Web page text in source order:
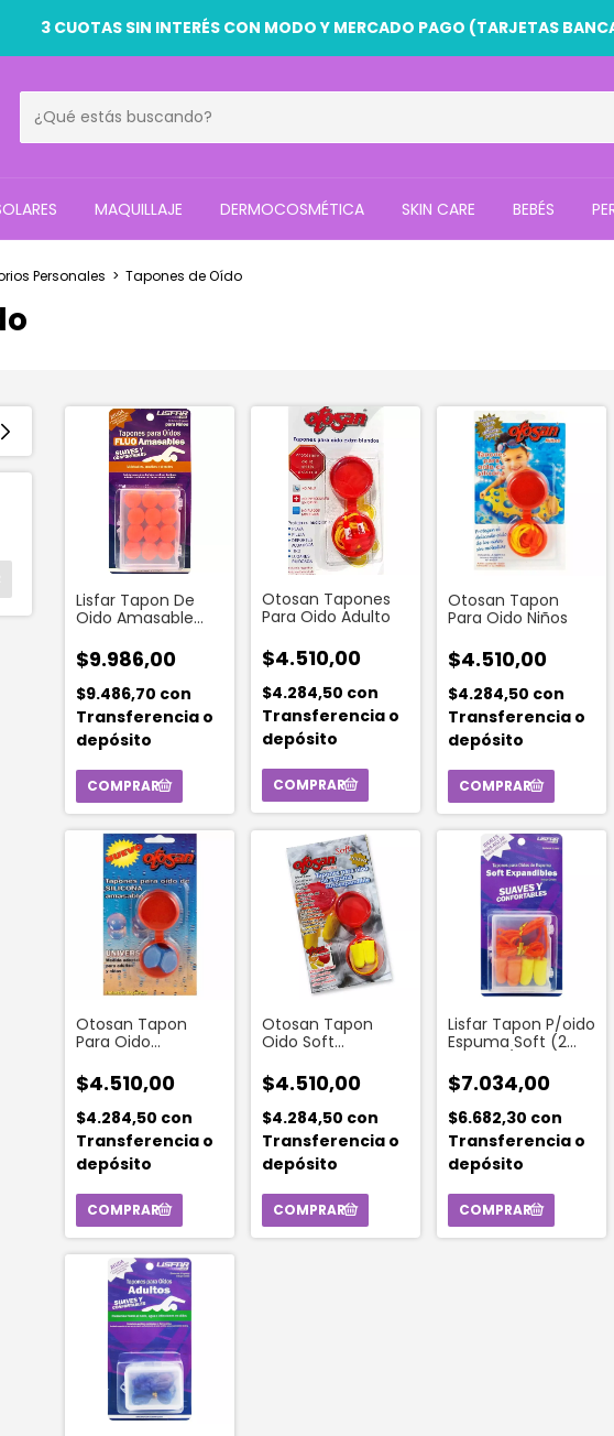
3 CUOTAS SIN INTERÉS CON MODO Y MERCADO PAGO (TARJETAS
MAQUILLAJE DERMOCOSMÉTICA SKIN CARE BEBÉS
Personales > Tapones de Oído
Lisfar Tapon De
Oido Amasable
$9.986,00
$9.486,70 con
Transferencia o
depósito
Otosan Tapones
Para Oido Adulto
$4.510,00
$4.284,50 con
Transferencia o
depósito
Otosan Tapon
Para Oido Niños
$4.510,00
$4.284,50 con
Transferencia o
depósito
Otosan Tapon
Para Oido
Silicona
$4.510,00
$4.284,50 con
Transferencia o
depósito
Otosan Tapon
Oido Soft
$4.510,00
$4.284,50 con
Transferencia o
depósito
Lisfar Tapon P/oido
Espuma Soft (2
$7.034,00
$6.682,30 con
Transferencia o
depósito